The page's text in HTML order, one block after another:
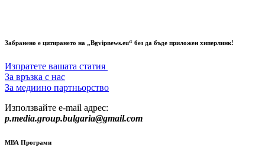
Забранено е цитирането на „Bgvipnews.eu“ без да бъде приложен хиперлинк!
Изпратете вашата статия
За връзка с нас
За медиино партньорство
Използвайте e-mail адрес:
p.media.group.bulgaria@gmail.com
МВА Програми